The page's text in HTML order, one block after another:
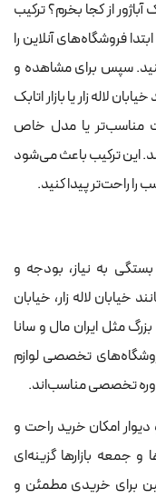
از کجا بخرم؟ ترکیب
فروشگاه‌های آنلاین را
سپس برای مشاهده و
لاله زار یا بازار اتابک
مناسب‌تر یا مدل خاص
این ترکیب باعث می‌شود
راحت‌تر پیدا کنید.
به نیاز، بودجه و
لاله زار، خیابان
بزرگ مثل ایران مال و سانا
تخصصی لوازم
تخصصی مناسب‌اند.
دیوار امکان خرید راحت و
جمعه بازارها گزینه‌ای
برای خریدی مطمئن و